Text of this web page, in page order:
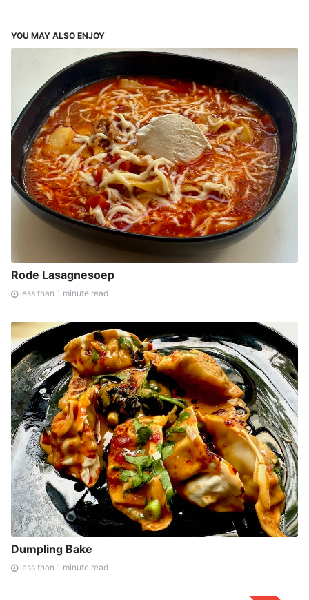
YOU MAY ALSO ENJOY
Rode Lasagnesoep
less than 1 minute read
Dumpling Bake
less than 1 minute read